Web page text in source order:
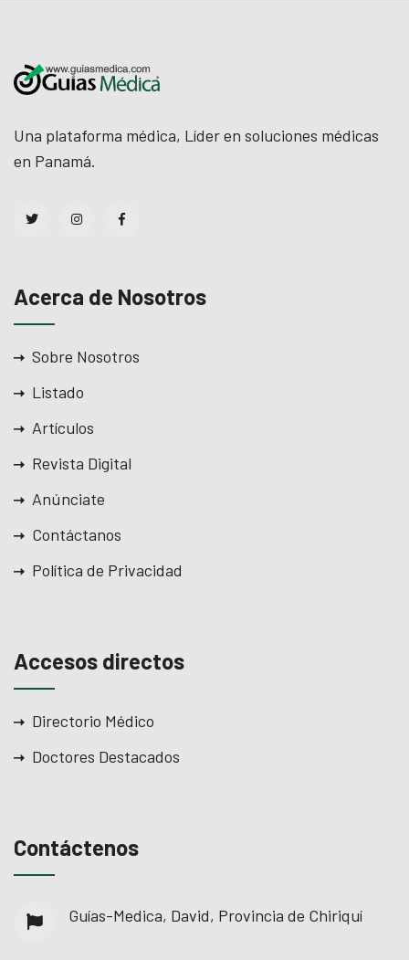
Una plataforma médica, Líder en soluciones médicas
en Panamá.
Acerca de Nosotros
Sobre Nosotros
Listado
Artículos
Revista Digital
Anúnciate
Contáctanos
Política de Privacidad
Accesos directos
Directorio Médico
Doctores Destacados
Contáctenos
Guías-Medica, David, Provincia de Chiriquí